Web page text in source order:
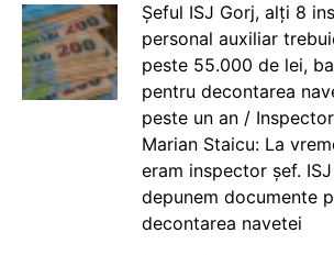
Șeful ISJ Gorj, alți 8
personal auxiliar
peste 55.000 de lei,
pentru decontarea
peste un an /
Marian Staicu: La
eram inspector șef.
depunem documente
decontarea navetei